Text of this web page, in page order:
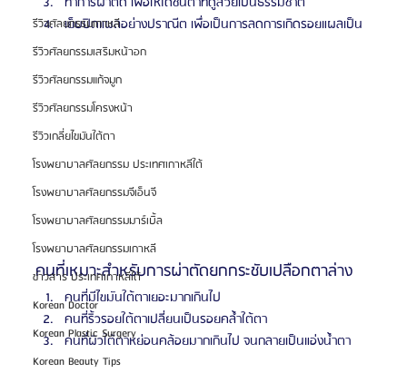
รีวิวศัลยกรรมเกาหลี
รีวิวศัลยกรรมเสริมหน้าอก
รีวิวศัลยกรรมแก้จมูก
รีวิวศัลยกรรมโครงหน้า
รีวิวเกลี่ยไขมันใต้ตา
โรงพยาบาลศัลยกรรม ประเทศเกาหลีใต้
โรงพยาบาลศัลยกรรมจีเอ็นจี
โรงพยาบาลศัลยกรรมมาร์เบิ้ล
โรงพยาบาลศัลยกรรมเกาหลี
ข่าวสาร ประเทศเกาหลีใต้
Korean Doctor
Korean Plastic Surgery
Korean Beauty Tips
เย็บปิดแผลอย่างปราณีต เพื่อเป็นการลดการเกิดรอยแผลเป็น
คนที่เหมาะสําหรับการผ่าตัดยกกระชับเปลือกตาล่าง
คนที่มีไขมันใต้ตาเยอะมากเกินไป
คนที่ริ้วรอยใต้ตาเปลี่ยนเป็นรอยคล้ำใต้ตา
คนที่ผิวใต้ตาหย่อนคล้อยมากเกินไป จนกลายเป็นแอ่งน้ําตา